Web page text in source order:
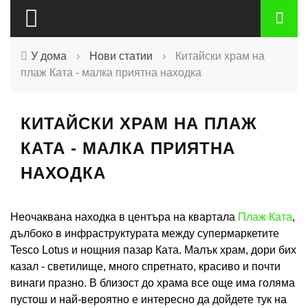
У дома › Нови статии ›
Китайски храм на
плаж Ката - малка приятна находка
КИТАЙСКИ ХРАМ НА ПЛАЖ
КАТА - МАЛКА ПРИЯТНА
НАХОДКА
Неочаквана находка в центъра на квартала Плаж Ката,
дълбоко в инфраструктурата между супермаркетите
Tesco Lotus и нощния пазар Ката. Малък храм, дори бих
казал - светилище, много спретнато, красиво и почти
винаги празно. В близост до храма все още има голяма
пустош и най-вероятно е интересно да дойдете тук на